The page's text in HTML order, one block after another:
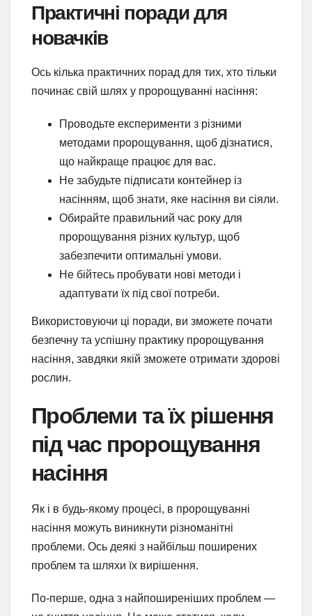
Практичні поради для
новачків
Ось кілька практичних порад для тих, хто тільки
починає свій шлях у пророщуванні насіння:
Проводьте експерименти з різними
методами пророщування, щоб дізнатися,
що найкраще працює для вас.
Не забудьте підписати контейнер із
насінням, щоб знати, яке насіння ви сіяли.
Обирайте правильний час року для
пророщування різних культур, щоб
забезпечити оптимальні умови.
Не бійтесь пробувати нові методи і
адаптувати їх під свої потреби.
Використовуючи ці поради, ви зможете почати
безпечну та успішну практику пророщування
насіння, завдяки якій зможете отримати здорові
рослин.
Проблеми та їх рішення
під час пророщування
насіння
Як і в будь-якому процесі, в пророщуванні
насіння можуть виникнути різноманітні
проблеми. Ось деякі з найбільш поширених
проблем та шляхи їх вирішення.
По-перше, одна з найпоширеніших проблем —